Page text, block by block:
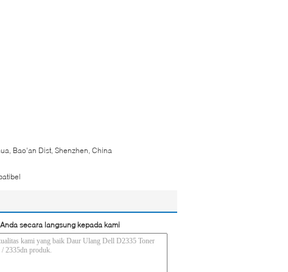
Bao'an Dist, Shenzhen, China
secara langsung kepada kami